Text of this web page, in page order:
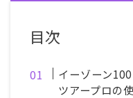
目次
イーゾーン
ツアープロの